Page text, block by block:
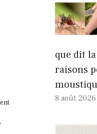
que dit
raisons
8 août 2026